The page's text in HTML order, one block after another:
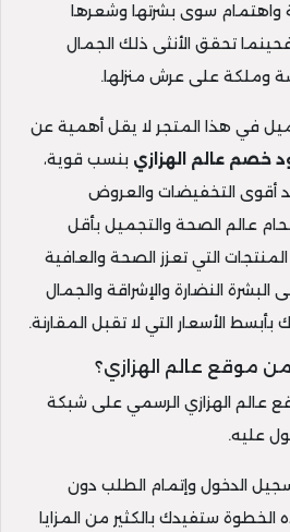
واهتمام سوى بشرتها وشعرها
تحقق الأنثى ذلك الجمال
وملكة على عرش منزلها.
في هذا المتجر لا يقل أهمية عن
خصم عالم الهزازي بنسب قوية،
أقوى التخفيضات والعروض
عالم الصحة والتجميل بأقل
التي تعزز الصحة والعافية
النضارة والإشراقة والجمال
الأسعار التي لا تقبل المقارنة.
موقع عالم الهزازي؟
عالم الهزازي الرسمي على شبكة
عليه.
الدخول وإتمام الطلب دون
الخطوة ستفيدك بالكثير من المزايا